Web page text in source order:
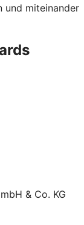
und miteinander
& Co. KG